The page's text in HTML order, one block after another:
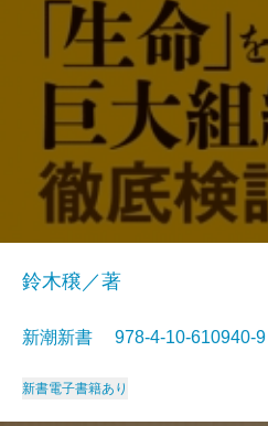
鈴木穣／著
新潮新書 978-4-10-
新書電子書籍あり